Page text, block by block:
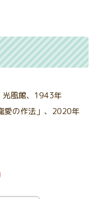
光風館、1943年
愛の作法」、2020年